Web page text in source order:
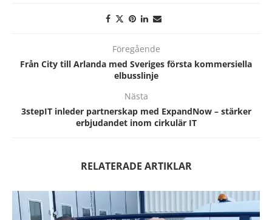
Föregående
Från City till Arlanda med Sveriges första kommersiella
elbusslinje
Nästa
3stepIT inleder partnerskap med ExpandNow – stärker
erbjudandet inom cirkulär IT
RELATERADE ARTIKLAR